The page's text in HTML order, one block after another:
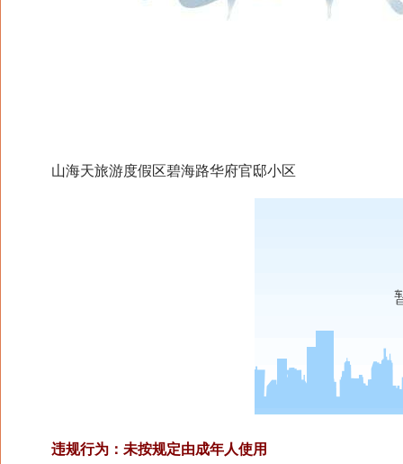
山海天旅游度假区碧海路华府官邸小区
违规行为：未按规定由成年人使用